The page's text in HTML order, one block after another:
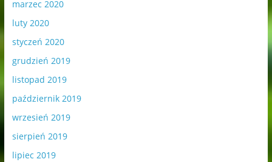
marzec 2020
luty 2020
styczeń 2020
grudzień 2019
listopad 2019
październik 2019
wrzesień 2019
sierpień 2019
lipiec 2019